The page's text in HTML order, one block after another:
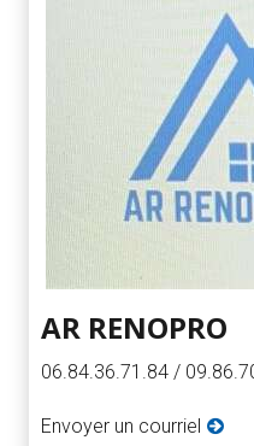
AR RENOPRO
06.84.36.71.84 /
Envoyer un courriel